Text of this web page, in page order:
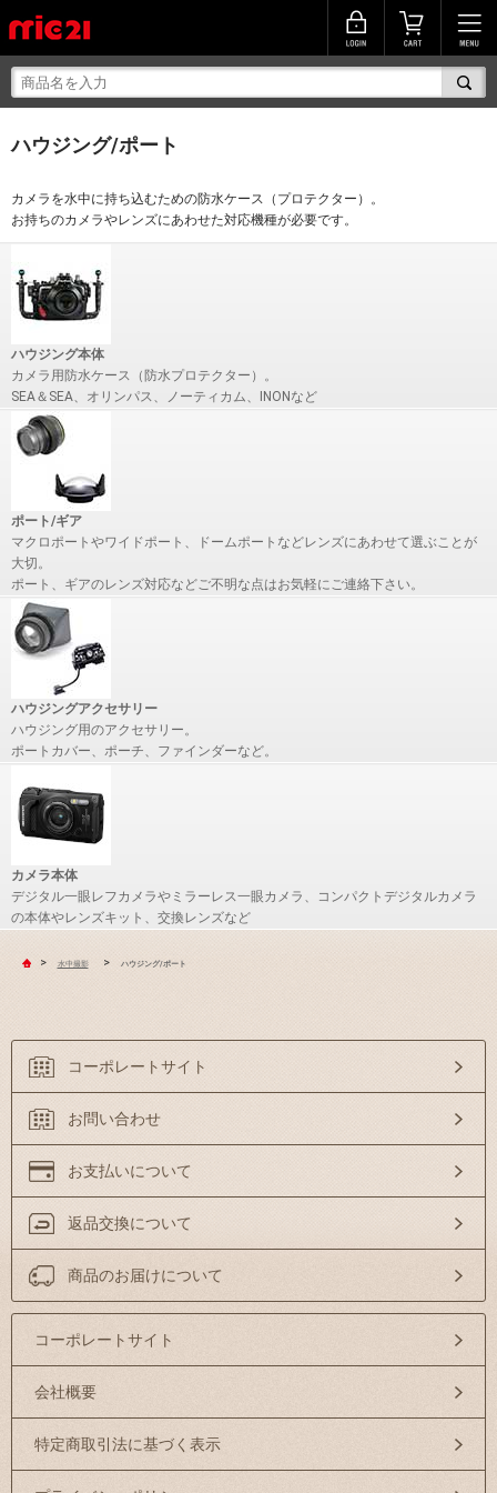
ハウジング/ポート
カメラを水中に持ち込むための防水ケース（プロテクター）。
お持ちのカメラやレンズにあわせた対応機種が必要です。
ハウジング本体
カメラ用防水ケース（防水プロテクター）。
SEA＆SEA、オリンパス、ノーティカム、INONなど
ポート/ギア
マクロポートやワイドポート、ドームポートなどレンズにあわせて選ぶことが
大切。
ポート、ギアのレンズ対応などご不明な点はお気軽にご連絡下さい。
ハウジングアクセサリー
ハウジング用のアクセサリー。
ポートカバー、ポーチ、ファインダーなど。
カメラ本体
デジタル一眼レフカメラやミラーレス一眼カメラ、コンパクトデジタルカメラ
の本体やレンズキット、交換レンズなど
> 水中撮影 > ハウジング/ポート
コーポレートサイト
お問い合わせ
お支払いについて
返品交換について
商品のお届けについて
コーポレートサイト
会社概要
特定商取引法に基づく表示